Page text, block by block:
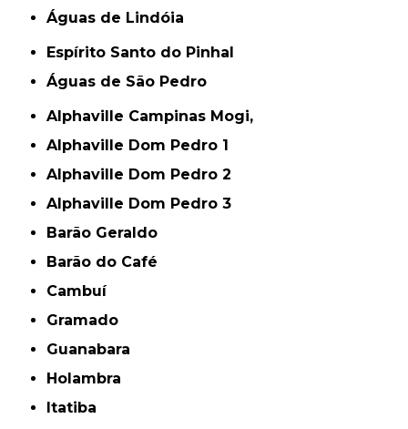
Águas de Lindóia
Espírito Santo do Pinhal
Águas de São Pedro
Alphaville Campinas Mogi,
Alphaville Dom Pedro 1
Alphaville Dom Pedro 2
Alphaville Dom Pedro 3
Barão Geraldo
Barão do Café
Cambuí
Gramado
Guanabara
Holambra
Itatiba